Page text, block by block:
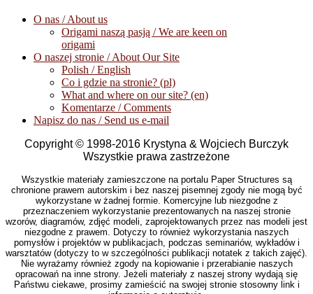
O nas / About us
Origami naszą pasją / We are keen on
origami
O naszej stronie / About Our Site
Polish / English
Co i gdzie na stronie? (pl)
What and where on our site? (en)
Komentarze / Comments
Napisz do nas / Send us e-mail
Copyright © 1998-2016 Krystyna & Wojciech Burczyk
Wszystkie prawa zastrzeżone
Wszystkie materiały zamieszczone na portalu Paper Structures są
chronione prawem autorskim i bez naszej pisemnej zgody nie mogą być
wykorzystane w żadnej formie. Komercyjne lub niezgodne z
przeznaczeniem wykorzystanie prezentowanych na naszej stronie
wzorów, diagramów, zdjęć modeli, zaprojektowanych przez nas modeli jest
niezgodne z prawem. Dotyczy to również wykorzystania naszych
pomysłów i projektów w publikacjach, podczas seminariów, wykładów i
warsztatów (dotyczy to w szczególności publikacji notatek z takich zajęć).
Nie wyrażamy również zgody na kopiowanie i przerabianie naszych
opracowań na inne strony. Jeżeli materiały z naszej strony wydają się
Państwu ciekawe, prosimy zamieścić na swojej stronie stosowny link i